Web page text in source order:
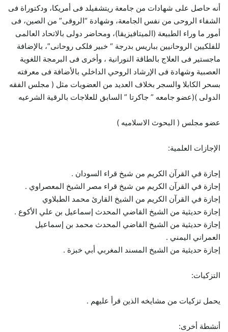
أنه حاصل على شهادات من جامعة ريتشفيلد فى أمريكا، ودكتوراة فى
الشفاء الروحى من نفس الجامعة، وشهادة “الروقى” من الصين، فى
أمور ما وراء الطبيعة (الميتافيزيقا)، ومحاضر دولى بالاتحاد العالمى
للفلكيين الروحانيين بباريس بدرجة “ خبير فلكى روحانى”، بالإضافة
ماجستير فى العلاج بالطاقة النورانية ، وأخرى فى البرمجة اللغوية
العصبية وشهادة فى الإرشاد الروحي الداخلي بالأضافة فى معرفته
بسحر الكابلا والسجر بخلاف العديد من العضويات مثل ( مجلس الفقه
الدولى )(عضو جامعه ” جاكرتا ” السابق للعلاجات بالرقية الشرعيه
عضو مجلس ( البحوث الاسلاميه )
الإجازات العلمية:
إجازة في القرآن الكريم من شيخ قراء السودان .
إجازة في القرآن الكريم من شيخ قراء مصر الشيخ المعصراوي .
إجازة في القرآن الكريم من الشيخ القارئ محمد الطبلاوي
إجازة حديثية من الشيخ القاضي المحدث إسماعيل بن علي الأكوع .
إجازة حديثية من الشيخ القاضي المحدث محمد بن إسماعيل
العمراني اليمني .
إجازة حديثية من الشيخ المسند المغربي أبي خبزة .
التزكيات:
يحمل تزكيات من مشايخه الذين قرأ عليهم .
أنشطة أخرى: